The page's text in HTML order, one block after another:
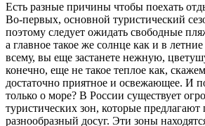
Есть разные причины чтобы поехать
Во-первых, основной туристический
поэтому следует ожидать свободные
а главное такое же солнце как и в
всему, вы еще застанете нежную,
конечно, еще не такое теплое как,
достаточно приятное и освежающее. И
только о море? В России существует
туристических зон, которые
разнообразный досуг. Эти зоны